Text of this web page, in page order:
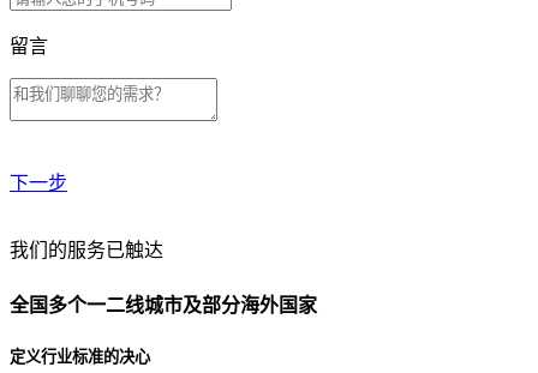
留言
下一步
贵公司预算范围是？
贵公司的团队规模是？
我们的服务已触达
全国多个一二线城市及部分海外国家
定义行业标准的决心